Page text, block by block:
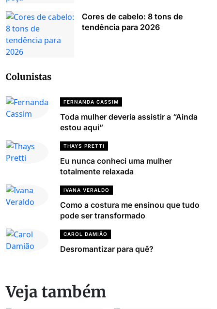
Cores de cabelo: 8 tons de
tendência para 2026
Colunistas
FERNANDA CASSIM
Toda mulher deveria assistir a “Ainda
estou aqui”
THAYS PRETTI
Eu nunca conheci uma mulher
totalmente relaxada
IVANA VERALDO
Como a costura me ensinou que tudo
pode ser transformado
CAROL DAMIÃO
Desromantizar para quê?
Veja também